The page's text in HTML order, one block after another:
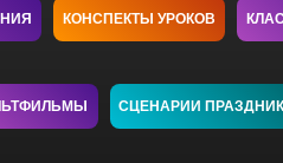
КОНСПЕКТЫ УРОКОВ
СЦЕНАРИИ